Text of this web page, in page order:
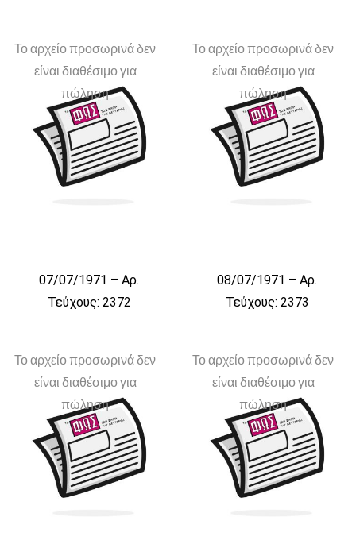
Το αρχείο προσωρινά δεν
είναι διαθέσιμο για
πώληση
07/07/1971 – Αρ.
Τεύχους: 2372
Το αρχείο προσωρινά δεν
είναι διαθέσιμο για
πώληση
08/07/1971 – Αρ.
Τεύχους: 2373
Το αρχείο προσωρινά δεν
είναι διαθέσιμο για
πώληση
Το αρχείο προσωρινά δεν
είναι διαθέσιμο για
πώληση